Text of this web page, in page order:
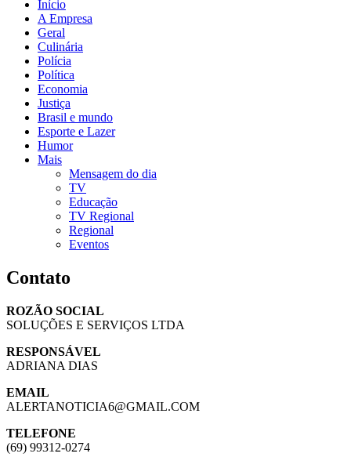
Início
A Empresa
Geral
Culinária
Polícia
Política
Economia
Justiça
Brasil e mundo
Esporte e Lazer
Humor
Mais
Mensagem do dia
TV
Educação
TV Regional
Regional
Eventos
Contato
ROZÃO SOCIAL
SOLUÇÕES E SERVIÇOS LTDA
RESPONSÁVEL
ADRIANA DIAS
EMAIL
ALERTANOTICIA6@GMAIL.COM
TELEFONE
(69) 99312-0274